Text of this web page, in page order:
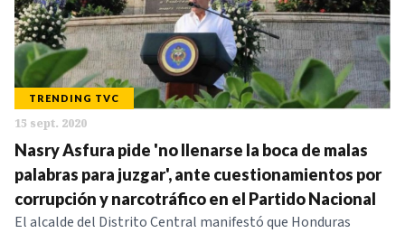
TRENDING TVC
15 sept. 2020
Nasry Asfura pide 'no llenarse la boca de malas
palabras para juzgar', ante cuestionamientos por
corrupción y narcotráfico en el Partido Nacional
El alcalde del Distrito Central manifestó que Honduras